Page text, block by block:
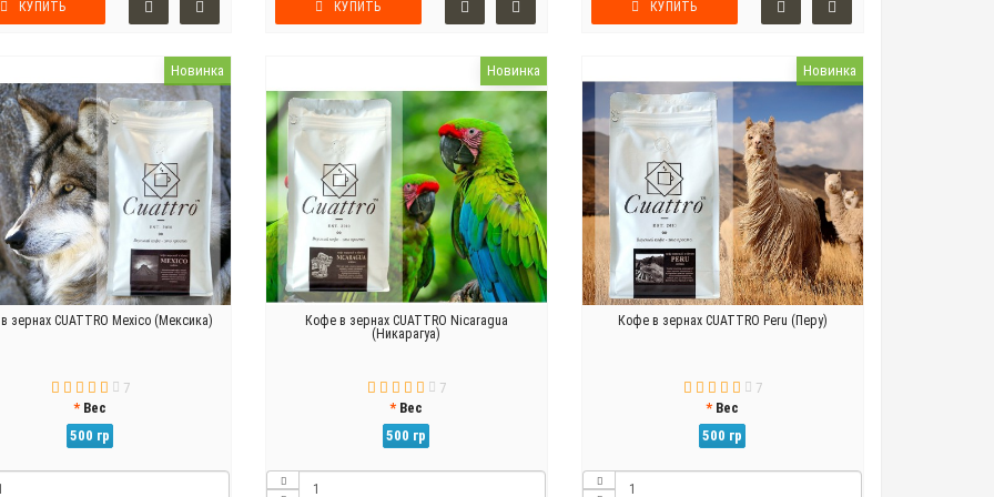
КУПИТЬ КУПИТЬ КУПИТЬ
Новинка
зернах CUATTRO Mexico (Мексика)
7
Вес
500 гр
Новинка
Кофе в зернах CUATTRO Nicaragua
(Никарагуа)
7
Вес
500 гр
Новинка
Кофе в зернах CUATTRO Peru (Перу)
7
Вес
500 гр